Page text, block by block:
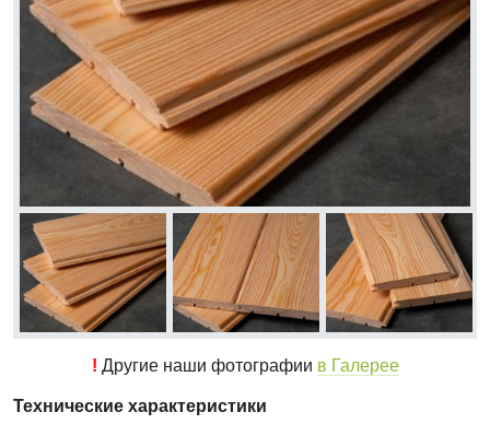
! Другие наши фотографии в Галерее
Технические характеристики